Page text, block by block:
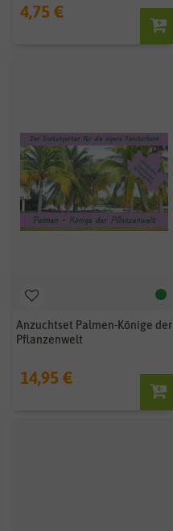
4,75 €
Anzuchtset Palmen-Könige der
Pflanzenwelt
14,95 €